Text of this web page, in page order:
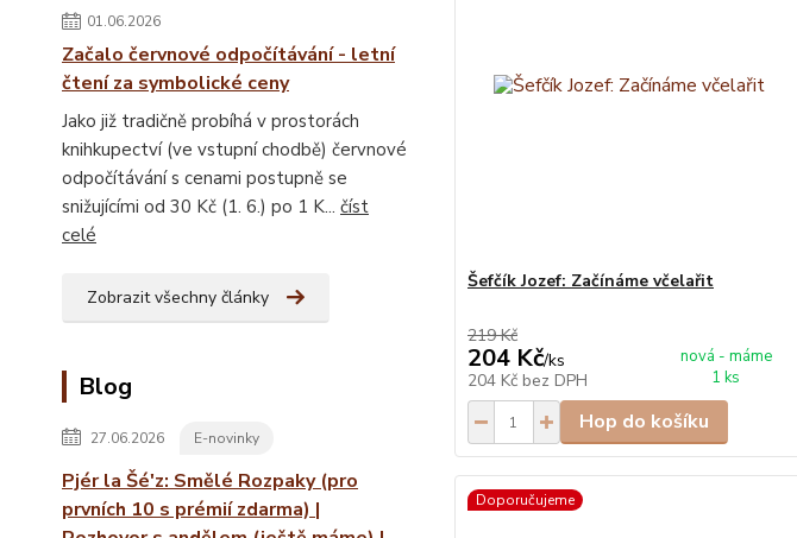
01.06.2026
Začalo červnové odpočítávání - letní
čtení za symbolické ceny
Jako již tradičně probíhá v prostorách
knihkupectví (ve vstupní chodbě) červnové
odpočítávání s cenami postupně se
snižujícími od 30 Kč (1. 6.) po 1 K... číst
celé
Zobrazit všechny články
Blog
27.06.2026 E-novinky
Pjér la Šé'z: Smělé Rozpaky (pro
prvních 10 s prémií zdarma) |
Šefčík Jozef: Začínáme včelařit
219 Kč
204 Kč/ks
204 Kč bez DPH
nová - máme
1 ks
Hop do košíku
Doporučujeme